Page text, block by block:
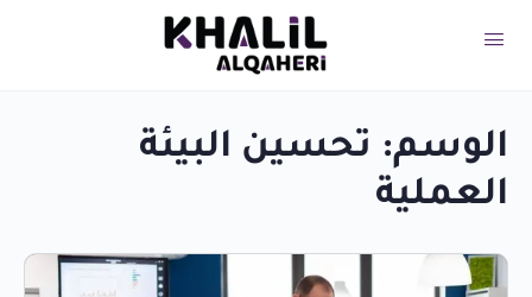
الوسم: تحسين البيئة
العملية